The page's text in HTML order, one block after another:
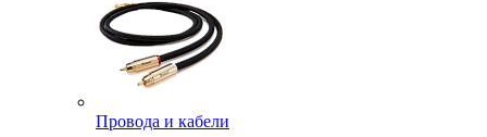
Провода и кабели